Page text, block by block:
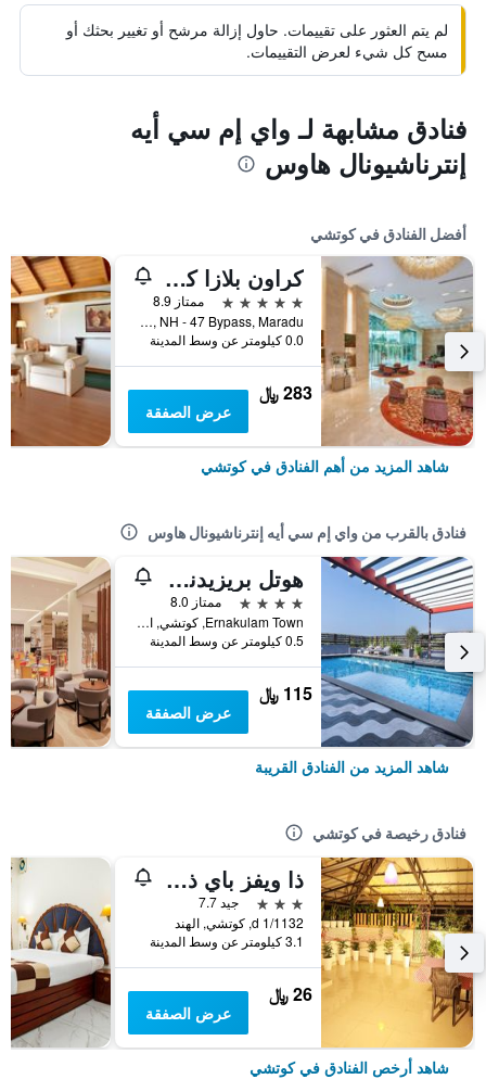
لم يتم العثور على تقييمات. حاول إزالة مرشح أو تغيير بحثك أو
مسح كل شيء لعرض التقييمات.
فنادق مشابهة لـ واي إم سي أيه
إنترناشيونال هاوس
أفضل الفنادق في كوتشي
كراون بلازا كوتشي
5 نجوم
ممتاز 8.9
XI/641 A Kundanoor Junction, NH - 47 Bypass, Maradu, كوتشي, الهند
0.0 كيلومتر عن وسط المدينة
283 ﷼
عرض الصفقة
شاهد المزيد من أهم الفنادق في كوتشي
فنادق بالقرب من واي إم سي أيه إنترناشيونال هاوس
هوتل بريزيدنسي
4 نجوم
ممتاز 8.0
Ernakulam Town, كوتشي, الهند
0.5 كيلومتر عن وسط المدينة
115 ﷼
عرض الصفقة
شاهد المزيد من الفنادق القريبة
فنادق رخيصة في كوتشي
ذا ويفز باي ذا بيتش إن
3 نجوم
جيد 7.7
1/1132 d, كوتشي, الهند
3.1 كيلومتر عن وسط المدينة
26 ﷼
عرض الصفقة
شاهد أرخص الفنادق في كوتشي